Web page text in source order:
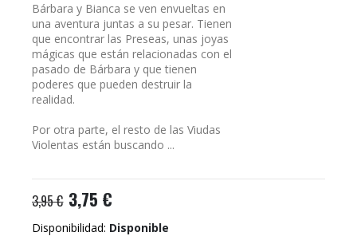
Bárbara y Bianca se ven envueltas en
una aventura juntas a su pesar. Tienen
que encontrar las Preseas, unas joyas
mágicas que están relacionadas con el
pasado de Bárbara y que tienen
poderes que pueden destruir la
realidad.
Por otra parte, el resto de las Viudas
Violentas están buscando ...
3,95 € 3,75 €
Disponibilidad: Disponible